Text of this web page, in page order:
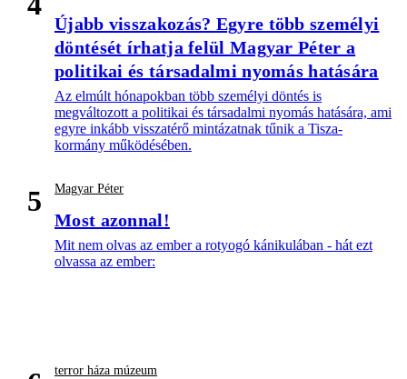
Újabb visszakozás? Egyre több személyi
döntését írhatja felül Magyar Péter a
politikai és társadalmi nyomás hatására
Az elmúlt hónapokban több személyi döntés is
megváltozott a politikai és társadalmi nyomás hatására, ami
egyre inkább visszatérő mintázatnak tűnik a Tisza-
kormány működésében.
5 Magyar Péter
Most azonnal!
Mit nem olvas az ember a rotyogó kánikulában - hát ezt
olvassa az ember:
terror háza múzeum